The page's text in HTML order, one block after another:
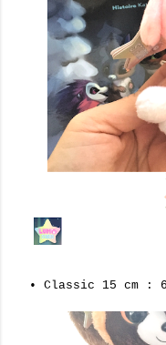
• Classic 15 cm :